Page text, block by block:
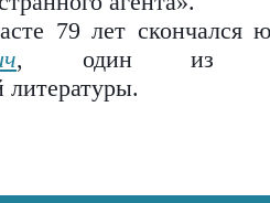
79 лет скончался
, один из
литературы.